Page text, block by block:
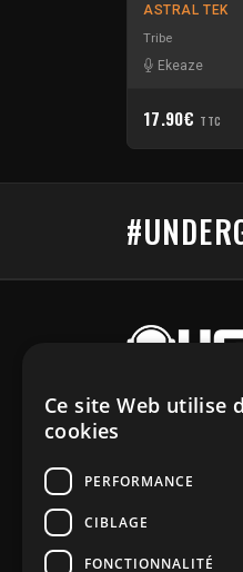
ASTRAL TEK
Tribe
Ekeaze
17.90€ TTC
UGT
Ce site Web utilise
cookies
PERFORMANCE
CIBLAGE
FONCTIONNALITÉ